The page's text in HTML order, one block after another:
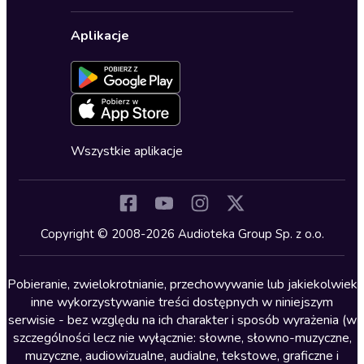
Biznes, marketing, ekonomia
Dla młodzieży
Kryminały
Lektury szkolne
Literatura anglojęzyczna
Literatura faktu
Literatura obyczajowa
Ustawienia prywatności
Formularz zgłaszania nielegalnych treści
Deklaracja dostępności
Oferta dla firm i bibliotek
Dołącz do newslettera
Blog
Zapowiedzi
Cykle audiobooków
Aplikacje
Wszystkie aplikacje
Copyright © 2008-2026 Audioteka Group Sp. z o.o.
Pobieranie, zwielokrotnianie, przechowywanie lub jakiekolwiek
inne wykorzystywanie treści dostępnych w niniejszym
serwisie - bez względu na ich charakter i sposób wyrażenia (w
szczególności lecz nie wyłącznie: słowne, słowno-muzyczne,
muzyczne, audiowizualne, audialne, tekstowe, graficzne i